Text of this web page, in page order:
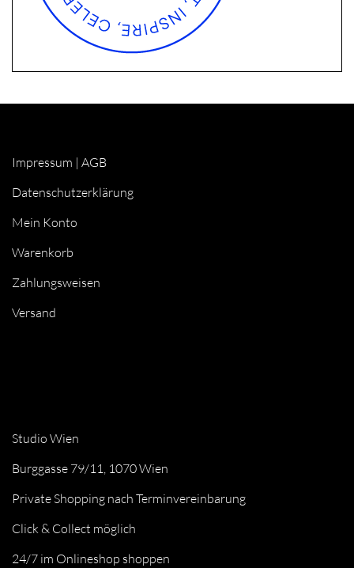
Impressum | AGB
Datenschutzerklärung
Mein Konto
Warenkorb
Zahlungsweisen
Versand
Studio Wien
Burggasse 79/11, 1070 Wien
Private Shopping nach Terminvereinbarung
Click & Collect möglich
24/7 im Onlineshop shoppen